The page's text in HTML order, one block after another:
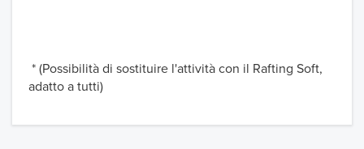
* (Possibilità di sostituire l'attività con il Rafting Soft,
adatto a tutti)